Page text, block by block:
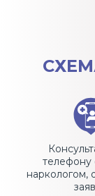
телефону
наркологом,